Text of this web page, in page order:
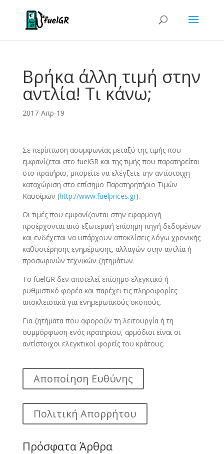
Βρήκα άλλη τιμή στην
αντλία! Τι κάνω;
2017-Απρ-19
Σε περίπτωση ασυμφωνίας μεταξύ της τιμής που
εμφανίζεται στο fuelGR και της τιμής που παρατηρείται
στο πρατήριο, μπορείτε να ελέγξετε την αντίστοιχη
καταχώριση στο επίσημο Παρατηρητήριο Τιμών
Καυσίμων (http://www.fuelprices.gr).
Οι τιμές που εμφανίζονται στην εφαρμογή
προέρχονται από εξωτερική επίσημη πηγή δεδομένων
και ενδέχεται να υπάρχουν αποκλίσεις λόγω χρονικής
καθυστέρησης ενημέρωσης, αλλαγών στην αντλία ή
προσωρινών τεχνικών ζητημάτων.
Το fuelGR δεν αποτελεί επίσημο ελεγκτικό ή
ρυθμιστικό φορέα και παρέχει τις πληροφορίες
αποκλειστικά για ενημερωτικούς σκοπούς.
Για ζητήματα που αφορούν τη λειτουργία ή τη
συμμόρφωση ενός πρατηρίου, αρμόδιοι είναι οι
αντίστοιχοι ελεγκτικοί φορείς του κράτους.
Αποποίηση Ευθύνης
Πολιτική Απορρήτου
Πρόσφατα Άρθρα